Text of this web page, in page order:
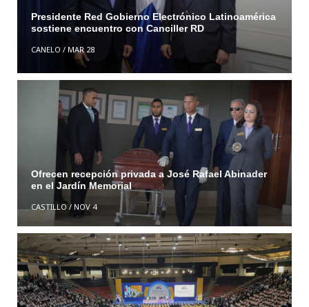
Presidente Red Gobierno Electrónico Latinoamérica
sostiene encuentro con Canciller RD
CANELO / MAR 28
Ofrecen recepción privada a José Rafael Abinader
en el Jardín Memorial
CASTILLO / NOV 4